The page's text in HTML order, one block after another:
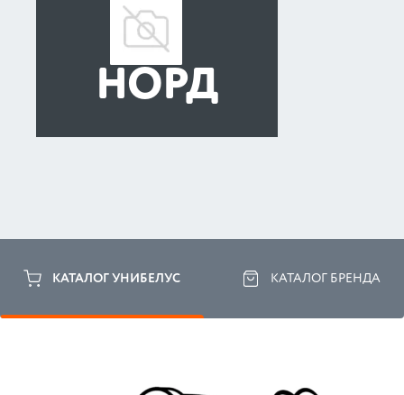
НОРД
КАТАЛОГ УНИБЕЛУС КАТАЛОГ БРЕНДА